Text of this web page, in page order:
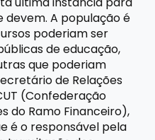
devem. A população é
poderiam ser
de educação,
que poderiam
de Relações
(Confederação
do Ramo Financeiro),
é o responsável pela